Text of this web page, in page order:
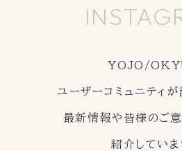
YOJO/
ユーザーコミュニティが
最新情報や皆様のご意
紹介していま